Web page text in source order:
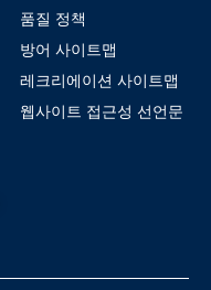
품질 정책
방어 사이트맵
레크리에이션 사이트맵
웹사이트 접근성 선언문